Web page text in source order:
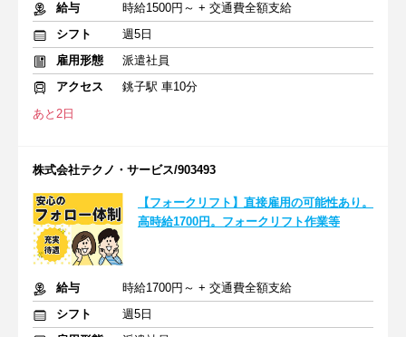
給与
時給1500円～ + 交通費全額支給
シフト
週5日
雇用形態
派遣社員
アクセス
銚子駅 車10分
あと2日
株式会社テクノ・サービス/903493
【フォークリフト】直接雇用の可能性あり。
高時給1700円。フォークリフト作業等
給与
時給1700円～ + 交通費全額支給
シフト
週5日